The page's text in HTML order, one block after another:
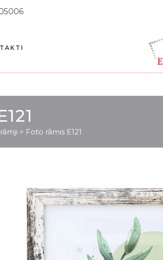
> Foto rāmis E121